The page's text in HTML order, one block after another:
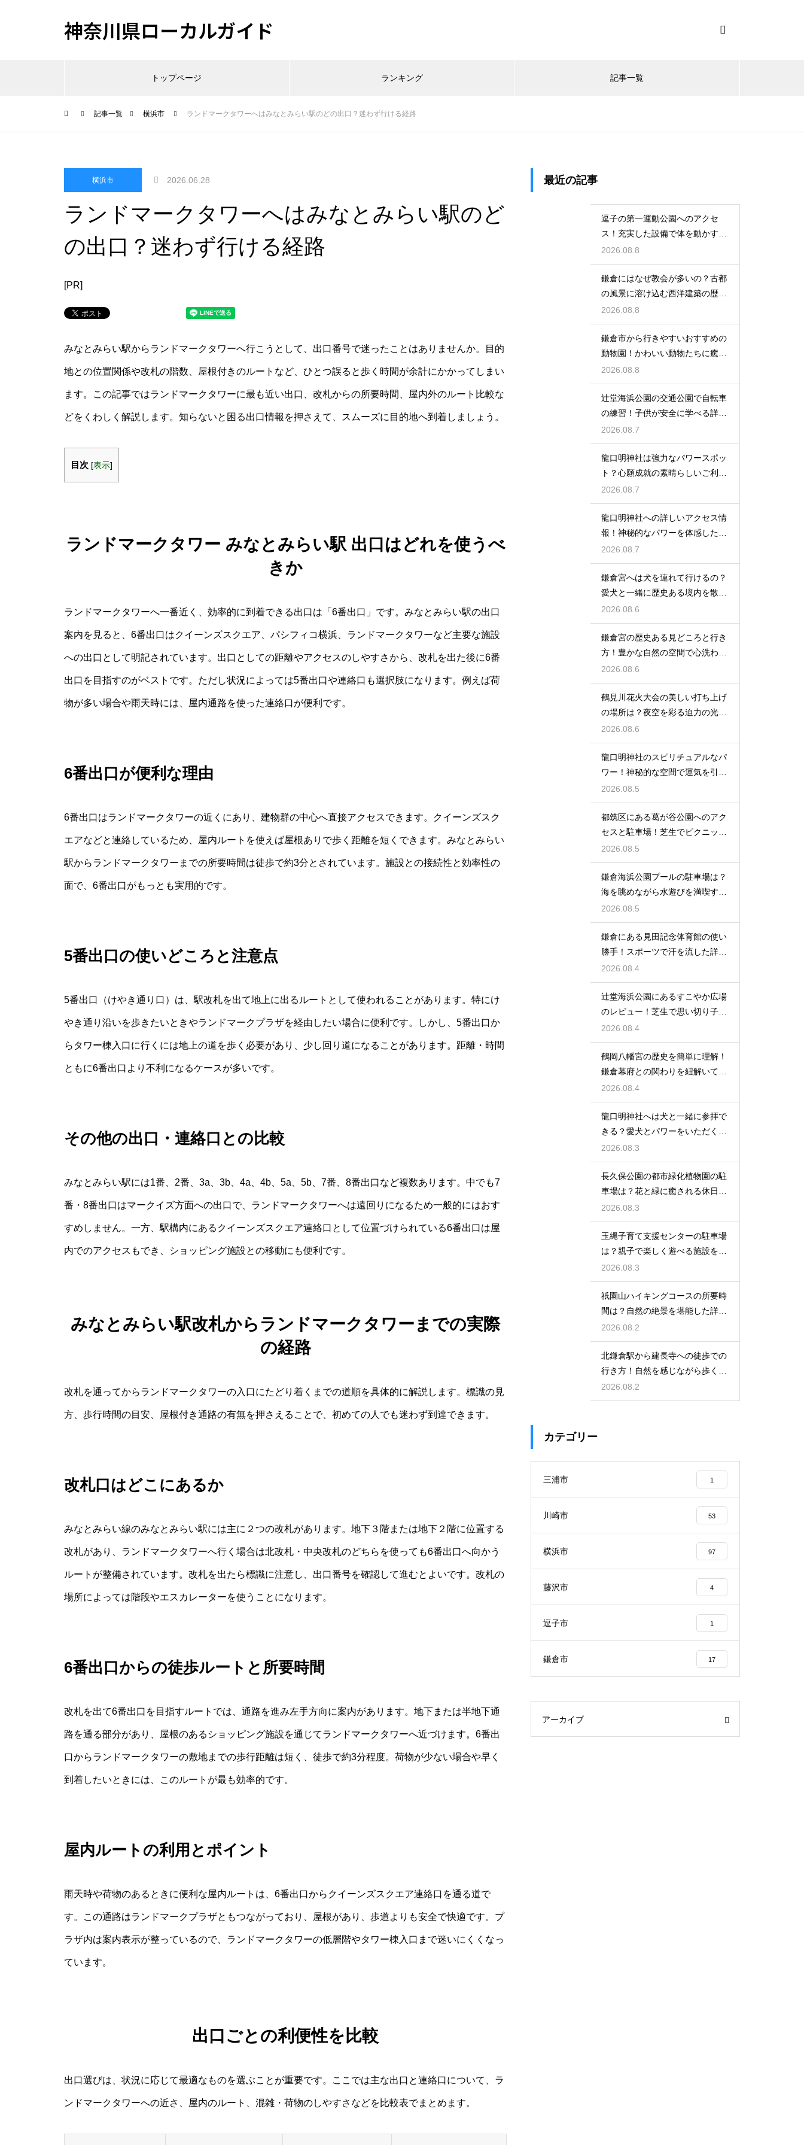
神奈川県ローカルガイド
トップページ ランキング 記事一覧
記事一覧 横浜市 ランドマークタワーへはみなとみらい駅のどの出口？迷わず行ける経路
横浜市 2026.06.28
ランドマークタワーへはみなとみらい駅のど
の出口？迷わず行ける経路
[PR]
みなとみらい駅からランドマークタワーへ行こうとして、出口番号で迷ったことはありませんか。目的
地との位置関係や改札の階数、屋根付きのルートなど、ひとつ誤ると歩く時間が余計にかかってしまい
ます。この記事ではランドマークタワーに最も近い出口、改札からの所要時間、屋内外のルート比較な
どをくわしく解説します。知らないと困る出口情報を押さえて、スムーズに目的地へ到着しましょう。
目次 [表示]
ランドマークタワー みなとみらい駅 出口はどれを使うべ
きか
ランドマークタワーへ一番近く、効率的に到着できる出口は「6番出口」です。みなとみらい駅の出口
案内を見ると、6番出口はクイーンズスクエア、パシフィコ横浜、ランドマークタワーなど主要な施設
への出口として明記されています。出口としての距離やアクセスのしやすさから、改札を出た後に6番
出口を目指すのがベストです。ただし状況によっては5番出口や連絡口も選択肢になります。例えば荷
物が多い場合や雨天時には、屋内通路を使った連絡口が便利です。
6番出口が便利な理由
6番出口はランドマークタワーの近くにあり、建物群の中心へ直接アクセスできます。クイーンズスク
エアなどと連絡しているため、屋内ルートを使えば屋根ありで歩く距離を短くできます。みなとみらい
駅からランドマークタワーまでの所要時間は徒歩で約3分とされています。施設との接続性と効率性の
面で、6番出口がもっとも実用的です。
5番出口の使いどころと注意点
5番出口（けやき通り口）は、駅改札を出て地上に出るルートとして使われることがあります。特にけ
やき通り沿いを歩きたいときやランドマークプラザを経由したい場合に便利です。しかし、5番出口か
らタワー棟入口に行くには地上の道を歩く必要があり、少し回り道になることがあります。距離・時間
ともに6番出口より不利になるケースが多いです。
その他の出口・連絡口との比較
みなとみらい駅には1番、2番、3a、3b、4a、4b、5a、5b、7番、8番出口など複数あります。中でも7
番・8番出口はマークイズ方面への出口で、ランドマークタワーへは遠回りになるため一般的にはおす
すめしません。一方、駅構内にあるクイーンズスクエア連絡口として位置づけられている6番出口は屋
内でのアクセスもでき、ショッピング施設との移動にも便利です。
みなとみらい駅改札からランドマークタワーまでの実際
の経路
改札を通ってからランドマークタワーの入口にたどり着くまでの道順を具体的に解説します。標識の見
方、歩行時間の目安、屋根付き通路の有無を押さえることで、初めての人でも迷わず到達できます。
改札口はどこにあるか
みなとみらい線のみなとみらい駅には主に２つの改札があります。地下３階または地下２階に位置する
改札があり、ランドマークタワーへ行く場合は北改札・中央改札のどちらを使っても6番出口へ向かう
ルートが整備されています。改札を出たら標識に注意し、出口番号を確認して進むとよいです。改札の
場所によっては階段やエスカレーターを使うことになります。
6番出口からの徒歩ルートと所要時間
改札を出て6番出口を目指すルートでは、通路を進み左手方向に案内があります。地下または半地下通
路を通る部分があり、屋根のあるショッピング施設を通じてランドマークタワーへ近づけます。6番出
口からランドマークタワーの敷地までの歩行距離は短く、徒歩で約3分程度。荷物が少ない場合や早く
到着したいときには、このルートが最も効率的です。
屋内ルートの利用とポイント
雨天時や荷物のあるときに便利な屋内ルートは、6番出口からクイーンズスクエア連絡口を通る道で
す。この通路はランドマークプラザともつながっており、屋根があり、歩道よりも安全で快適です。プ
ラザ内は案内表示が整っているので、ランドマークタワーの低層階やタワー棟入口まで迷いにくくなっ
ています。
出口ごとの利便性を比較
出口選びは、状況に応じて最適なものを選ぶことが重要です。ここでは主な出口と連絡口について、ラ
ンドマークタワーへの近さ、屋内のルート、混雑・荷物のしやすさなどを比較表でまとめます。
最近の記事
逗子の第一運動公園へのアクセ
ス！充実した設備で体を動かす休
日のレビュー
2026.08.8
鎌倉にはなぜ教会が多いの？古都
の風景に溶け込む西洋建築の歴史
と謎に迫る
2026.08.8
鎌倉市から行きやすいおすすめの
動物園！かわいい動物たちに癒さ
れる休日
2026.08.8
辻堂海浜公園の交通公園で自転車
の練習！子供が安全に学べる詳細
レビュー
2026.08.7
龍口明神社は強力なパワースポッ
ト？心願成就の素晴らしいご利益
を授かる
2026.08.7
龍口明神社への詳しいアクセス情
報！神秘的なパワーを体感した詳
細レビュー
2026.08.7
鎌倉宮へは犬を連れて行けるの？
愛犬と一緒に歴史ある境内を散策
するコツ
2026.08.6
鎌倉宮の歴史ある見どころと行き
方！豊かな自然の空間で心洗われ
る時間
2026.08.6
鶴見川花火大会の美しい打ち上げ
の場所は？夜空を彩る迫力の光景
を特等席で
2026.08.6
龍口明神社のスピリチュアルなパ
ワー！神秘的な空間で運気を引き
寄せる参拝
2026.08.5
都筑区にある葛が谷公園へのアク
セスと駐車場！芝生でピクニック
を満喫する
2026.08.5
鎌倉海浜公園プールの駐車場は？
海を眺めながら水遊びを満喫する
レビュー
2026.08.5
鎌倉にある見田記念体育館の使い
勝手！スポーツで汗を流した詳細
レビュー
2026.08.4
辻堂海浜公園にあるすこやか広場
のレビュー！芝生で思い切り子供
と遊ぶ休日
2026.08.4
鶴岡八幡宮の歴史を簡単に理解！
鎌倉幕府との関わりを紐解いて観
光を楽しむ
2026.08.4
龍口明神社へは犬と一緒に参拝で
きる？愛犬とパワーをいただくた
めの注意点
2026.08.3
長久保公園の都市緑化植物園の駐
車場は？花と緑に癒される休日を
レビュー
2026.08.3
玉縄子育て支援センターの駐車場
は？親子で楽しく遊べる施設を徹
底レビュー
2026.08.3
祇園山ハイキングコースの所要時
間は？自然の絶景を堪能した詳細
レビュー
2026.08.2
北鎌倉駅から建長寺への徒歩での
行き方！自然を感じながら歩く癒
しの時間
2026.08.2
カテゴリー
三浦市 1
川崎市 53
横浜市 97
藤沢市 4
逗子市 1
鎌倉市 17
アーカイブ